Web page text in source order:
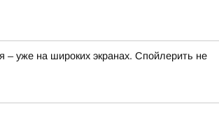
– уже на широких экранах. Спойлерить не